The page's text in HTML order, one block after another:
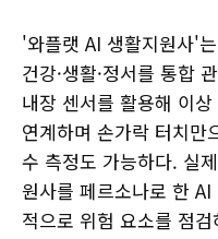
'와플랫 AI 생활지원사'
건강·생활·정서를 통합
내장 센서를 활용해 이
연계하며 손가락 터치만
수 측정도 가능하다. 실
원사를 페르소나로 한
적으로 위험 요소를 점